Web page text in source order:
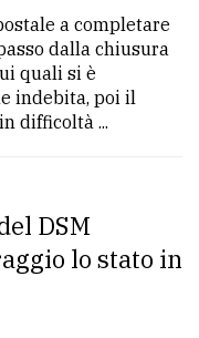
a completare
dalla chiusura
quali si è
indebita, poi il
difficoltà ...
DSM
lo stato in